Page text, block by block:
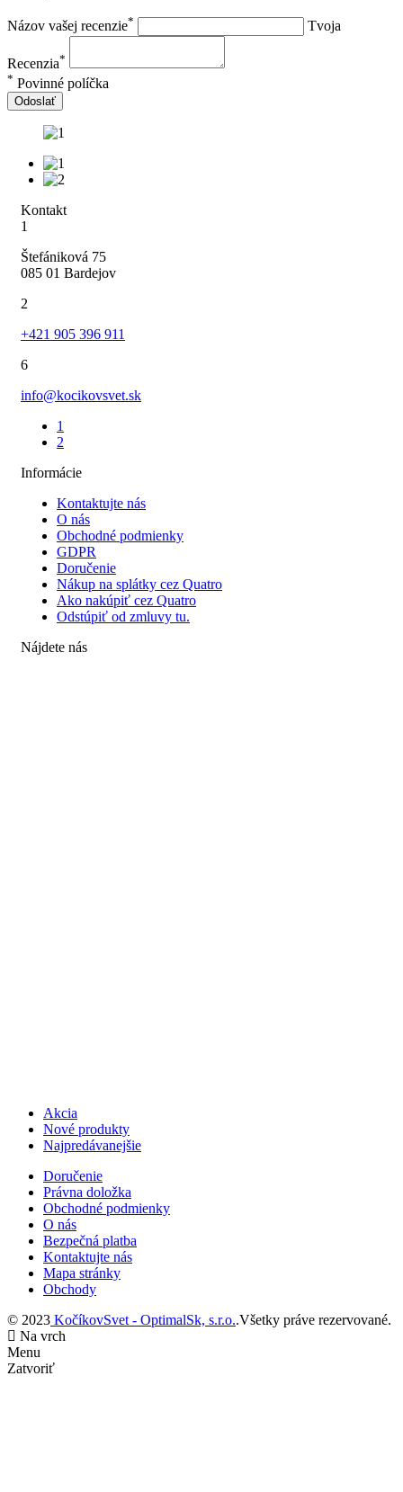
Názov vašej recenzie* Tvoja
Recenzia*
* Povinné políčka
Odoslať
Kontakt
1
Štefániková 75
085 01 Bardejov
2
+421 905 396 911
6
info@kocikovsvet.sk
1
2
Informácie
Kontaktujte nás
O nás
Obchodné podmienky
GDPR
Doručenie
Nákup na splátky cez Quatro
Ako nakúpiť cez Quatro
Odstúpiť od zmluvy tu.
Nájdete nás
Akcia
Nové produkty
Najpredávanejšie
Doručenie
Právna doložka
Obchodné podmienky
O nás
Bezpečná platba
Kontaktujte nás
Mapa stránky
Obchody
© 2023 KočíkovSvet - OptimalSk, s.r.o..Všetky práve rezervované.
Na vrch
Menu
Zatvoriť